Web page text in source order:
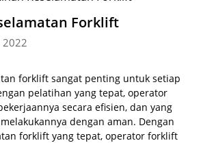
Forklift
2022
forklift sangat penting untuk setiap
pelatihan yang tepat, operator
secara efisien, dan yang
dengan aman. Dengan
forklift yang tepat, operator forklift